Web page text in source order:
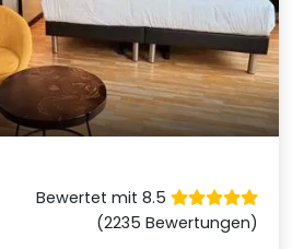
Bewertet mit 8.5
(2235 Bewertungen)